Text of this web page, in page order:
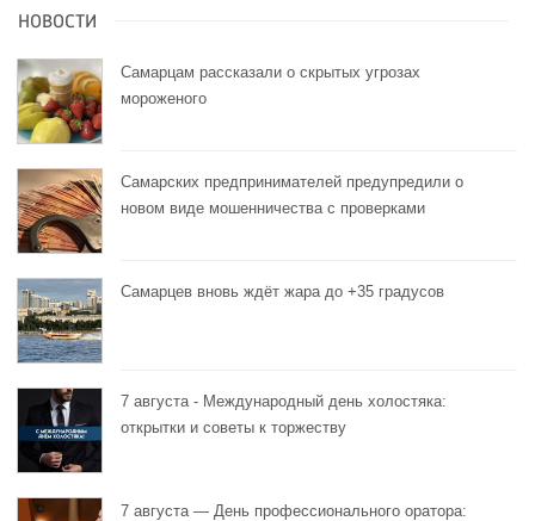
НОВОСТИ
Самарцам рассказали о скрытых угрозах
мороженого
Самарских предпринимателей предупредили о
новом виде мошенничества с проверками
Самарцев вновь ждёт жара до +35 градусов
7 августа - Международный день холостяка:
открытки и советы к торжеству
7 августа — День профессионального оратора: